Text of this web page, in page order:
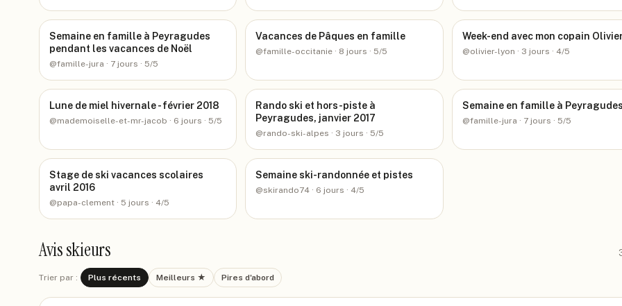
Semaine en famille à Peyragudes
pendant les vacances de Noël
@famille-jura · 7 jours · 5/5
Vacances de Pâques en famille
@famille-occitanie · 8 jours · 5/5
Week-end avec mon copain
@olivier-lyon · 3 jours · 4/5
Lune de miel hivernale - février 2018
@mademoiselle-et-mr-jacob · 6 jours · 5/5
Rando ski et hors-piste à
Peyragudes, janvier 2017
@rando-ski-alpes · 3 jours · 5/5
Semaine en famille à Peyragudes
@famille-jura · 7 jours · 5/5
Stage de ski vacances scolaires
avril 2016
@papa-clement · 5 jours · 4/5
Semaine ski-randonnée et pistes
@skirando74 · 6 jours · 4/5
Avis skieurs
Trier par : Plus récents Meilleurs ★ Pires d'abord